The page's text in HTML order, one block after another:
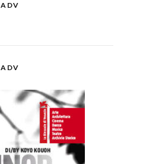
ADV
ADV